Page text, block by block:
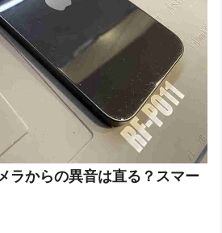
ラからの異音は直る？スマー